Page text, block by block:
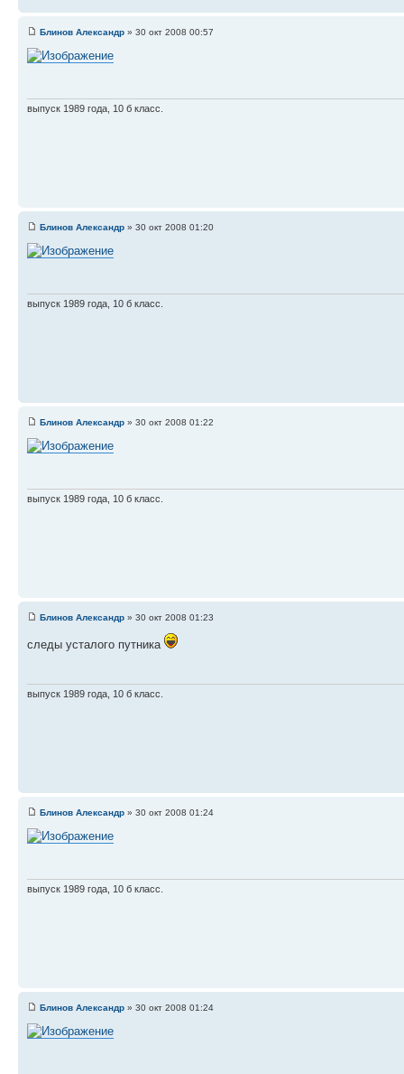
Блинов Александр » 30 окт 2008 00:57
выпуск 1989 года, 10 б класс.
Блинов Александр » 30 окт 2008 01:20
выпуск 1989 года, 10 б класс.
Блинов Александр » 30 окт 2008 01:22
выпуск 1989 года, 10 б класс.
Блинов Александр » 30 окт 2008 01:23
следы усталого путника
выпуск 1989 года, 10 б класс.
Блинов Александр » 30 окт 2008 01:24
выпуск 1989 года, 10 б класс.
Блинов Александр » 30 окт 2008 01:24